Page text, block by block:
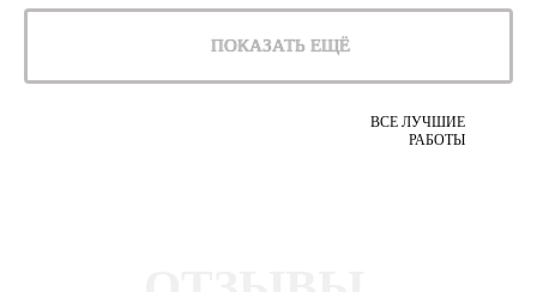
ПОКАЗАТЬ ЕЩЁ
ВСЕ ЛУЧШИЕ
РАБОТЫ